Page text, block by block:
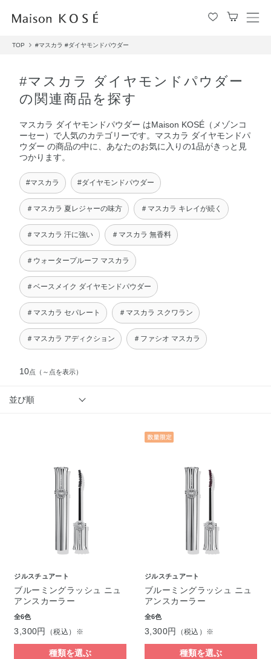
メ
TOP #マスカラ #ダイヤモンドパウダー
#マスカラ ダイヤモンドパウダー
の関連商品を探す
マスカラ ダイヤモンドパウダー はMaison KOSÉ（メゾンコ
ーセー）で人気のカテゴリーです。マスカラ ダイヤモンドパ
ウダー の商品の中に、あなたのお気に入りの1品がきっと見
つかります。
#マスカラ #ダイヤモンドパウダー
＃マスカラ 夏レジャーの味方 ＃マスカラ キレイが続く
＃マスカラ 汗に強い ＃マスカラ 無香料
＃ウォータープルーフ マスカラ
＃ベースメイク ダイヤモンドパウダー
＃マスカラ セパレート ＃マスカラ スクワラン
＃マスカラ アディクション ＃ファシオ マスカラ
10点 （～点を表示）
並び順
ジルスチュアート
ブルーミングラッシュ ニュ
アンスカーラー
全6色
3,300円 （税込）※
種類を選ぶ
ジルスチュアート
ブルーミングラッシュ ニュ
アンスカーラー
全6色
3,300円 （税込）※
種類を選ぶ